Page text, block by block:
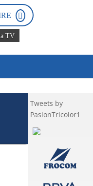
TV
Tweets by
PasionTricolor1